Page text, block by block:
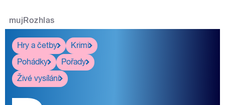
mujRozhlas
Hry a četby
Krimi
Pohádky
Pořady
Živé vysílání